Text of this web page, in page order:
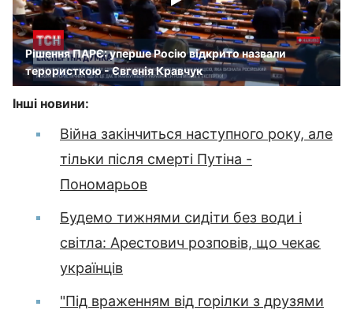
Рішення ПАРЄ: уперше Росію відкрито назвали
терористкою - Євгенія Кравчук
Інші новини:
Війна закінчиться наступного року, але
тільки після смерті Путіна -
Пономарьов
Будемо тижнями сидіти без води і
світла: Арестович розповів, що чекає
українців
"Під враженням від горілки з друзями